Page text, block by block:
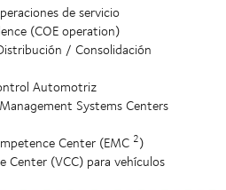
de servicio
(COE operation)
/ Consolidación
Automotriz
Systems Centers
Center (EMC 2)
Center (VCC) para vehículos